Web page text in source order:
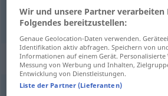
entreprendre beginnen(≈
„beginnen“:
beginnen v/i <begann;begonnen
Wir und unsere Partner verarbeiten
Folgendes bereitzustellen:
Genaue Geolocation-Daten verwenden.
Identifikation aktiv abfragen. Speichern von
Informationen auf einem Gerät.
Messung von Werbung und Inhalten,
Entwicklung von Dienstleistungen.
Liste der Partner (Lieferanten)